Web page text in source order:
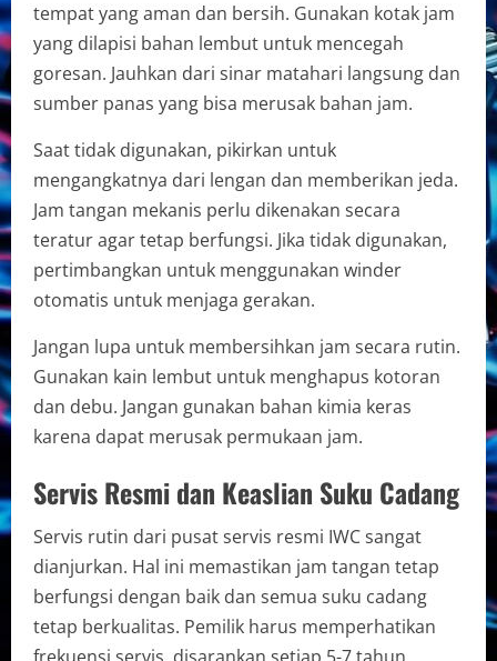
tempat yang aman dan bersih. Gunakan kotak jam
yang dilapisi bahan lembut untuk mencegah
goresan. Jauhkan dari sinar matahari langsung dan
sumber panas yang bisa merusak bahan jam.
Saat tidak digunakan, pikirkan untuk
mengangkatnya dari lengan dan memberikan jeda.
Jam tangan mekanis perlu dikenakan secara
teratur agar tetap berfungsi. Jika tidak digunakan,
pertimbangkan untuk menggunakan winder
otomatis untuk menjaga gerakan.
Jangan lupa untuk membersihkan jam secara rutin.
Gunakan kain lembut untuk menghapus kotoran
dan debu. Jangan gunakan bahan kimia keras
karena dapat merusak permukaan jam.
Servis Resmi dan Keaslian Suku Cadang
Servis rutin dari pusat servis resmi IWC sangat
dianjurkan. Hal ini memastikan jam tangan tetap
berfungsi dengan baik dan semua suku cadang
tetap berkualitas. Pemilik harus memperhatikan